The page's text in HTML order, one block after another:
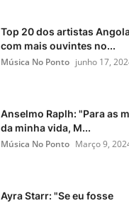
Top 20 dos artistas
com mais ouvintes no...
Música No Ponto junho 17,
Anselmo Raplh: "Para as
da minha vida, M...
Música No Ponto Março 9,
Ayra Starr: "Se eu fosse